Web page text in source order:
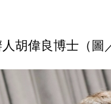
胡偉良博士 （